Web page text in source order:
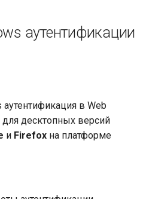
аутентификации
в Web
для десктопных версий
и Firefox на платформе